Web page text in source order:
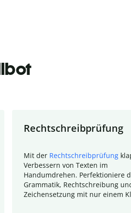
Rechtschreibprüfung
Mit der Rechtschreibprüfung
Verbessern von Texten im
Handumdrehen. Perfektioniere
Grammatik, Rechtschreibung
Zeichensetzung mit nur einem